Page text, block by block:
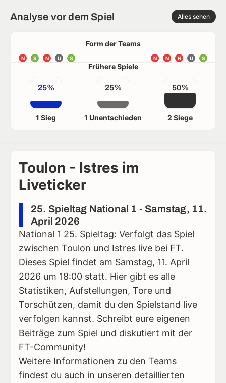
Analyse vor dem Spiel Alles sehen
Form der Teams
N S N U S S
U
N
N
N
Frühere Spiele
25%
1 Sieg
25%
1 Unentschieden
50%
2 Siege
Toulon - Istres im
Liveticker
25. Spieltag National 1 - Samstag, 11.
April 2026
National 1 25. Spieltag: Verfolgt das Spiel
zwischen Toulon und Istres live bei FT.
Dieses Spiel findet am Samstag, 11. April
2026 um 18:00 statt. Hier gibt es alle
Statistiken, Aufstellungen, Tore und
Torschützen, damit du den Spielstand live
verfolgen kannst. Schreibt eure eigenen
Beiträge zum Spiel und diskutiert mit der
FT-Community!
Weitere Informationen zu den Teams
findest du auch in unseren detaillierten